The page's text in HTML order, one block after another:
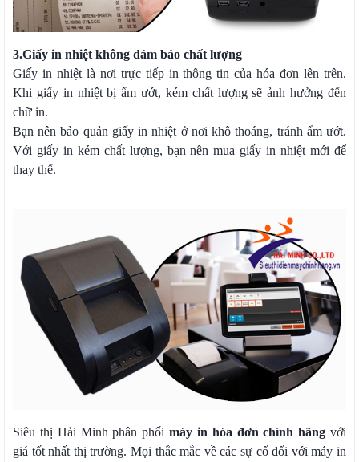
3.Giấy in nhiệt không đảm bảo chất lượng
Giấy in nhiệt là nơi trực tiếp in thông tin của hóa đơn lên trên.
Khi giấy in nhiệt bị ẩm ướt, kém chất lượng sẽ ảnh hưởng đến
chữ in.
Bạn nên bảo quản giấy in nhiệt ở nơi khô thoáng, tránh ẩm ướt.
Với giấy in kém chất lượng, bạn nên mua giấy in nhiệt mới để
thay thế.
Siêu thị Hải Minh phân phối máy in hóa đơn chính hãng với
giá tốt nhất thị trường. Mọi thắc mắc về các sự cố đối với máy in